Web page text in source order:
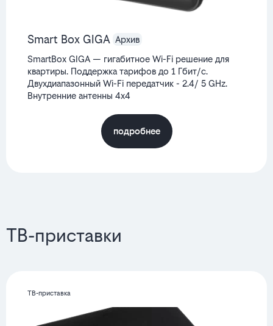
Smart Box GIGA
SmartBox GIGA — гигабитное Wi-Fi решение для
квартиры. Поддержка тарифов до 1 Гбит/с.
Двухдиапазонный Wi-Fi передатчик - 2.4/ 5 GHz.
Внутренние антенны 4x4
подробнее
ТВ-приставки
ТВ-приставка